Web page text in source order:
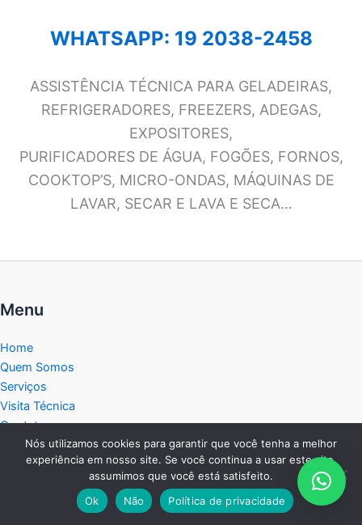
WHATSAPP: 19 2038-2458
ASSISTÊNCIA TÉCNICA PARA GELADEIRAS,
REFRIGERADORES, FREEZERS, ADEGAS,
EXPOSITORES,
PURIFICADORES DE ÁGUA, FOGÕES, FORNOS,
COOKTOP’S, MICRO-ONDAS, MÁQUINAS DE
LAVAR, SECAR E LAVA E SECA…
Menu
Home
Quem Somos
Serviços
Visita Técnica
Contato
Política de privacidade
Service Tec Interior
Nós utilizamos cookies para garantir que você tenha a melhor
experiência em nosso site. Se você continua a usar este site,
assumimos que você está satisfeito.
Ok
Não Política de privacidade